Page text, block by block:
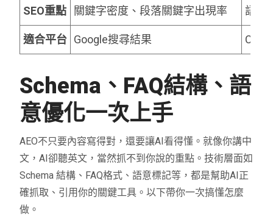
SEO重點 關鍵字密度、段落關鍵字出現率 語意
適合平台 Google搜尋結果
Schema、FAQ結構、語
意優化一次上手
AEO不只要內容寫得對，還要讓AI看得懂。就像你講中
文，AI卻聽英文，當然抓不到你說的重點。技術層面如
Schema 結構、FAQ格式、語意標記等，都是幫助AI正
確抓取、引用你的關鍵工具。以下帶你一次搞懂怎麼
做。